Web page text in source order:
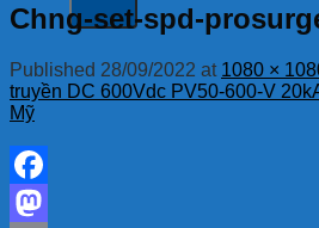
Chng-set-spd-
Published 28/09/2022 at 1080 ×
truyền DC 600Vdc PV50-600-V
Mỹ
Facebook